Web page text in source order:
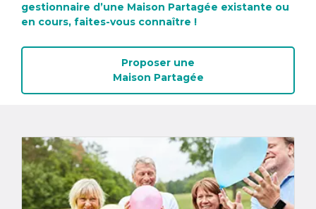
gestionnaire d’une Maison Partagée existante ou
en cours, faites-vous connaître !
Proposer une
Maison Partagée